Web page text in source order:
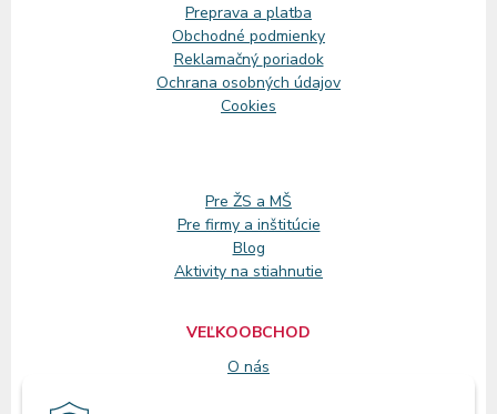
Preprava a platba
Obchodné podmienky
Reklamačný poriadok
Ochrana osobných údajov
Cookies
Pre ŽS a MŠ
Pre firmy a inštitúcie
Blog
Aktivity na stiahnutie
VEĽKOOBCHOD
O nás